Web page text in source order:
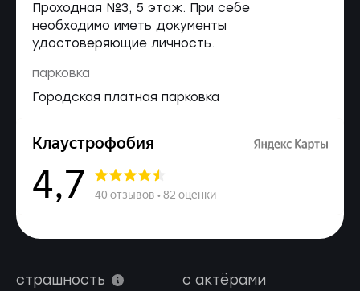
Проходная №3, 5 этаж. При себе
необходимо иметь документы
удостоверяющие личность.
парковка
Городская платная парковка
страшность
с актёрами